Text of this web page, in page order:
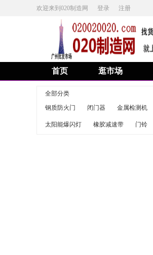
欢迎来到020制造网 登录 注册
首页 逛市场
全部分类
钢质防火门
闭门器 金属检测机
太阳能爆闪灯 橡胶减速带 门铃